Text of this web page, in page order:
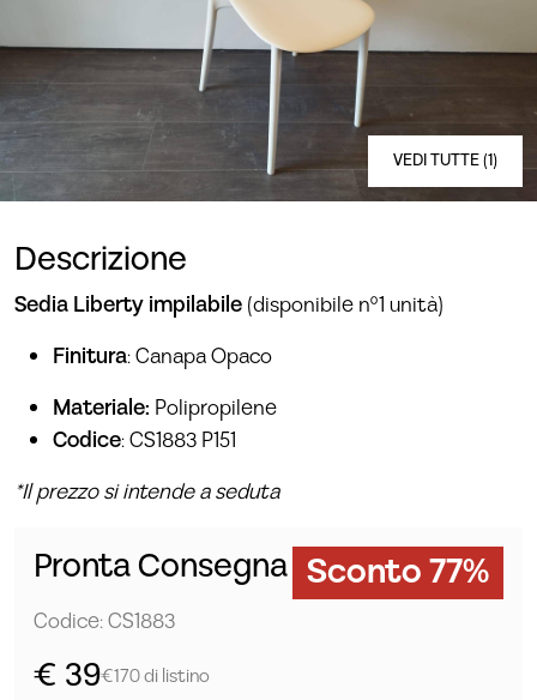
VEDI TUTTE (1)
Descrizione
Sedia Liberty impilabile (disponibile n°1 unità)
Finitura: Canapa Opaco
Materiale: Polipropilene
Codice: CS1883 P151
*Il prezzo si intende a seduta
Pronta Consegna Sconto 77%
Codice: CS1883
€ 39€170 di listino